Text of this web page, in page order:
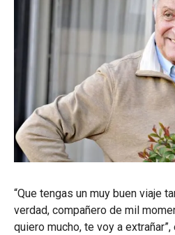
“Que tengas un muy buen viaje
verdad, compañero de mil
quiero mucho, te voy a